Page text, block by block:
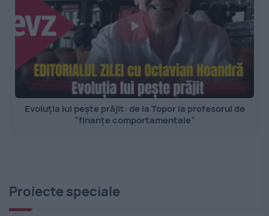
Evoluția lui pește prăjit: de la Topor la profesorul de
”finanțe comportamentale”
Proiecte speciale